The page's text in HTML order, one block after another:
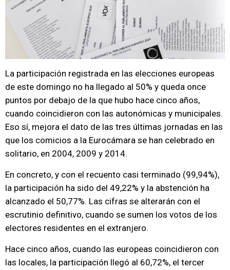
La participación registrada en las elecciones europeas
de este domingo no ha llegado al 50% y queda once
puntos por debajo de la que hubo hace cinco años,
cuando coincidieron con las autonómicas y municipales.
Eso sí, mejora el dato de las tres últimas jornadas en las
que los comicios a la Eurocámara se han celebrado en
solitario, en 2004, 2009 y 2014.
En concreto, y con el recuento casi terminado (99,94%),
la participación ha sido del 49,22% y la abstención ha
alcanzado el 50,77%. Las cifras se alterarán con el
escrutinio definitivo, cuando se sumen los votos de los
electores residentes en el extranjero.
Hace cinco años, cuando las europeas coincidieron con
las locales, la participación llegó al 60,72%, el tercer